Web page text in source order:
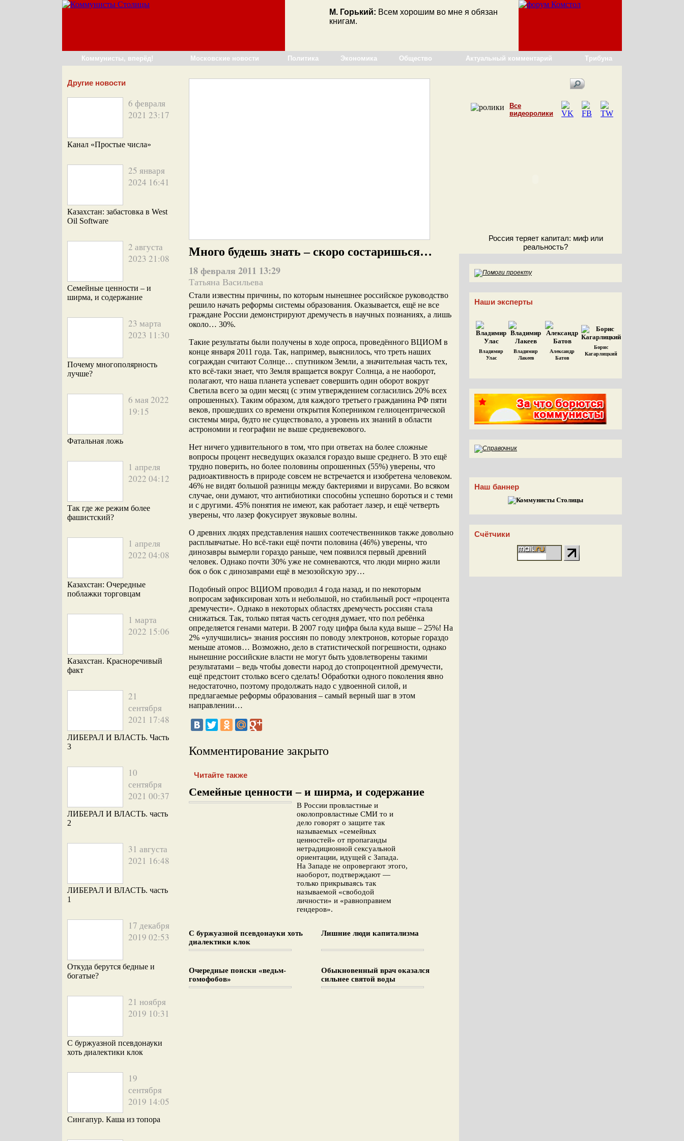
М. Горький: Всем хорошим во мне я обязан
книгам.
Коммунисты, вперёд! Московские новости Политика Экономика Общество Актуальный комментарий Трибуна
Другие новости
6 февраля
2021 23:17
Канал «Простые числа»
25 января
2024 16:41
Казахстан: забастовка в West
Oil Software
2 августа
2023 21:08
Семейные ценности – и
ширма, и содержание
23 марта
2023 11:30
Почему многополярность
лучше?
6 мая 2022
19:15
Фатальная ложь
1 апреля
2022 04:12
Так где же режим более
фашистский?
1 апреля
2022 04:08
Казахстан: Очередные
поблажки торговцам
1 марта
2022 15:06
Казахстан. Красноречивый
факт
21
сентября
2021 17:48
ЛИБЕРАЛ И ВЛАСТЬ. Часть
3
10
сентября
2021 00:37
ЛИБЕРАЛ И ВЛАСТЬ. часть
2
31 августа
2021 16:48
ЛИБЕРАЛ И ВЛАСТЬ. часть
1
17 декабря
2019 02:53
Откуда берутся бедные и
богатые?
21 ноября
2019 10:31
С буржуазной псевдонауки
хоть диалектики клок
19
сентября
2019 14:05
Сингапур. Каша из топора
Много будешь знать – скоро состаришься…
18 февраля 2011 13:29
Татьяна Васильева
Стали известны причины, по которым нынешнее российское руководство
решило начать реформы системы образования. Оказывается, ещё не все
граждане России демонстрируют дремучесть в научных познаниях, а лишь
около… 30%.
Такие результаты были получены в ходе опроса, проведённого ВЦИОМ в
конце января 2011 года. Так, например, выяснилось, что треть наших
сограждан считают Солнце… спутником Земли, а значительная часть тех,
кто всё-таки знает, что Земля вращается вокруг Солнца, а не наоборот,
полагают, что наша планета успевает совершить один оборот вокруг
Светила всего за один месяц (с этим утверждением согласились 20% всех
опрошенных). Таким образом, для каждого третьего гражданина РФ пяти
веков, прошедших со времени открытия Коперником гелиоцентрической
системы мира, будто не существовало, а уровень их знаний в области
астрономии и географии не выше средневекового.
Нет ничего удивительного в том, что при ответах на более сложные
вопросы процент несведущих оказался гораздо выше среднего. В это ещё
трудно поверить, но более половины опрошенных (55%) уверены, что
радиоактивность в природе совсем не встречается и изобретена человеком.
46% не видят большой разницы между бактериями и вирусами. Во всяком
случае, они думают, что антибиотики способны успешно бороться и с теми
и с другими. 45% понятия не имеют, как работает лазер, и ещё четверть
уверены, что лазер фокусирует звуковые волны.
О древних людях представления наших соотечественников также довольно
расплывчатые. Но всё-таки ещё почти половина (46%) уверены, что
динозавры вымерли гораздо раньше, чем появился первый древний
человек. Однако почти 30% уже не сомневаются, что люди мирно жили
бок о бок с динозаврами ещё в мезозойскую эру…
Подобный опрос ВЦИОМ проводил 4 года назад, и по некоторым
вопросам зафиксирован хоть и небольшой, но стабильный рост «процента
дремучести». Однако в некоторых областях дремучесть россиян стала
снижаться. Так, только пятая часть сегодня думает, что пол ребёнка
определяется генами матери. В 2007 году цифра была куда выше – 25%! На
2% «улучшились» знания россиян по поводу электронов, которые гораздо
меньше атомов… Возможно, дело в статистической погрешности, однако
нынешние российские власти не могут быть удовлетворены такими
результатами – ведь чтобы довести народ до стопроцентной дремучести,
ещё предстоит столько всего сделать! Обработки одного поколения явно
недостаточно, поэтому продолжать надо с удвоенной силой, и
предлагаемые реформы образования – самый верный шаг в этом
направлении…
Комментирование закрыто
Читайте также
Семейные ценности – и ширма, и содержание
В России провластные и
околопровластные СМИ то и
дело говорят о защите так
называемых «семейных
ценностей» от пропаганды
нетрадиционной сексуальной
ориентации, идущей с Запада.
На Западе не опровергают этого,
наоборот, подтверждают —
только прикрываясь так
называемой «свободой
личности» и «равноправием
гендеров».
С буржуазной псевдонауки хоть
диалектики клок
Лишние люди капитализма
Очередные поиски «ведьм-
гомофобов»
Обыкновенный врач оказался
сильнее святой воды
Все
видеоролики
Россия теряет капитал: миф или
реальность?
Наши эксперты
Владимир
Улас
Владимир
Лакеев
Александр
Батов
Борис
Кагарлицкий
Наш баннер
Счётчики